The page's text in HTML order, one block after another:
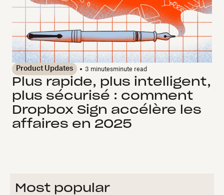
Product Updates 3 minutesminute read
Plus rapide, plus intelligent,
plus sécurisé : comment
Dropbox Sign accélère les
affaires en 2025
Most popular